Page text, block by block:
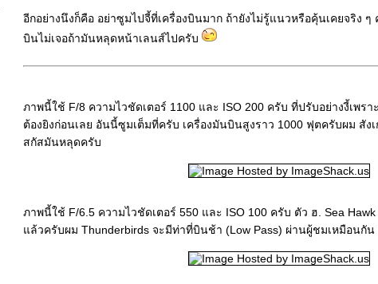
อีกอย่างนึงก็คือ อย่าซูมไปจี้ที่เครื่องบินมาก ถ้ายังไม่รู้แนวหรือคุ้นเคยจริง ๆ
บินไม่เจอถ้ามันหลุดหน้าเลนส์ไปครับ
ภาพนี้ใช้ F/8 ความไวชัดเตอร์ 1100 และ ISO 200 ครับ ที่ปรับอย่างงี้เพร
ต้องยิงก่อนเลย อันนี้ซูมเต็มที่ครับ เครื่องมันบินสูงราว 1000 ฟุตครับผม สัง
สกัสมันหลุดครับ
ภาพนี้ใช้ F/6.5 ความไวชัดเตอร์ 550 และ ISO 100 ครับ ตัว ฮ. Sea
ล้วครับผม Thunderbirds จะมีท่าที่บินช้า (Low Pass) ผ่านผู้ชมเหมือนกัน